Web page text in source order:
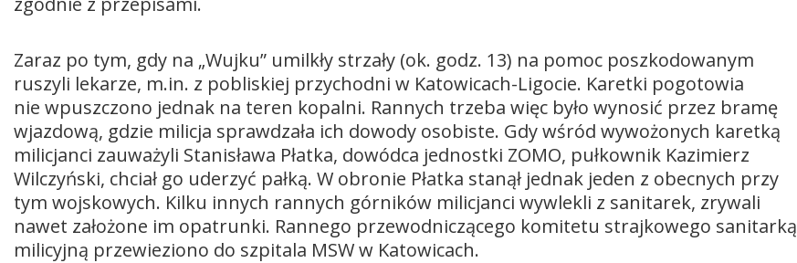
Zaraz po tym, gdy na „Wujku” umilkły strzały (ok. godz. 13) na pomoc poszkodowanym
ruszyli lekarze, m.in. z pobliskiej przychodni w Katowicach-Ligocie. Karetki pogotowia
nie wpuszczono jednak na teren kopalni. Rannych trzeba więc było wynosić przez bramę
wjazdową, gdzie milicja sprawdzała ich dowody osobiste. Gdy wśród wywożonych karetką
milicjanci zauważyli Stanisława Płatka, dowódca jednostki ZOMO, pułkownik Kazimierz
Wilczyński, chciał go uderzyć pałką. W obronie Płatka stanął jednak jeden z obecnych przy
tym wojskowych. Kilku innych rannych górników milicjanci wywlekli z sanitarek, zrywali
nawet założone im opatrunki. Rannego przewodniczącego komitetu strajkowego sanitarką
milicyjną przewieziono do szpitala MSW w Katowicach.